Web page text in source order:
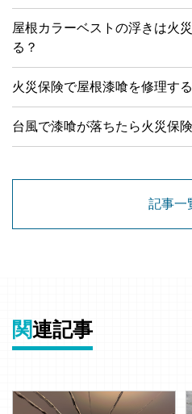
屋根カラーベストの浮きは火
る？
火災保険で屋根漆喰を修理す
台風で漆喰が落ちたら火災保
記事一
関連記事